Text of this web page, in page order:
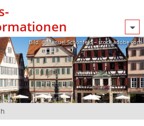
Bild: @Manuel Schönfeld – stock.adobe.com